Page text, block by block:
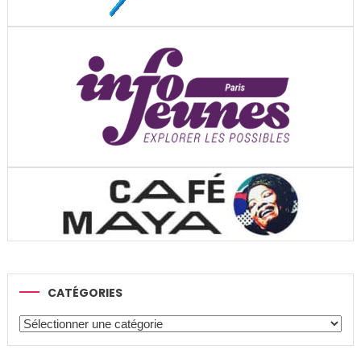
CATÉGORIES
Catégories